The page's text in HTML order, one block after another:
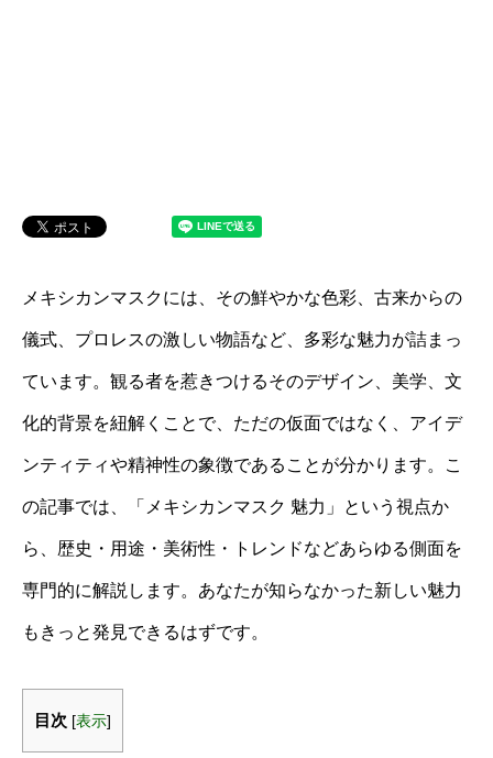
メキシカンマスクには、その鮮やかな色彩、古来からの
儀式、プロレスの激しい物語など、多彩な魅力が詰まっ
ています。観る者を惹きつけるそのデザイン、美学、文
化的背景を紐解くことで、ただの仮面ではなく、アイデ
ンティティや精神性の象徴であることが分かります。こ
の記事では、「メキシカンマスク 魅力」という視点か
ら、歴史・用途・美術性・トレンドなどあらゆる側面を
専門的に解説します。あなたが知らなかった新しい魅力
もきっと発見できるはずです。
目次 [表示]